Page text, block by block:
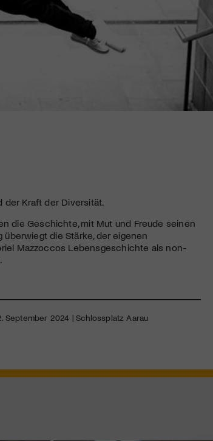
der Kraft der Diversität.
die Geschichte, mit Mut und Freude seinen
überwiegt die Stärke, der eigenen
Mazzoccos Lebensgeschichte als non-
September 2024 | Schlossplatz Aarau
oder
zu